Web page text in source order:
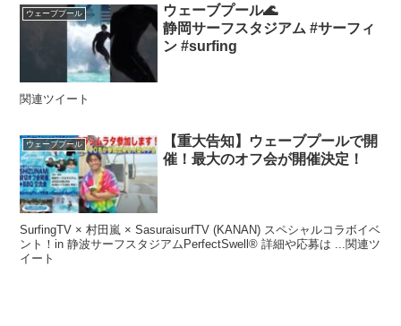
ウェーブプール
ウェーブプール🌊
静岡サーフスタジアム #サーフィ
ン #surfing
関連ツイート
ウェーブプール
【重大告知】ウェーブプールで開
催！最大のオフ会が開催決定！
SurfingTV × 村田嵐 × SasuraisurfTV (KANAN) スペシャルコラボイベ
ント！in 静波サーフスタジアムPerfectSwell® 詳細や応募は ...関連ツ
イート